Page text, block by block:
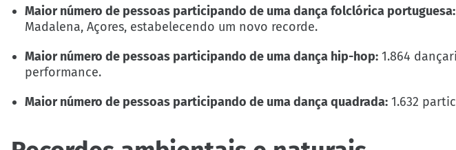
Maior número de pessoas participando de uma dança folclórica portuguesa:
Madalena, Açores, estabelecendo um novo recorde.
Maior número de pessoas participando de uma dança hip-hop: 1.864
performance.
Maior número de pessoas participando de uma dança quadrada: 1.632